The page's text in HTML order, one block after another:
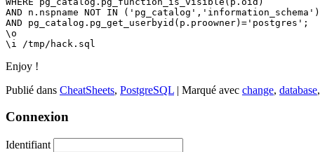
AND n.nspname NOT IN ('pg_catalog','information_schema')
AND pg_catalog.pg_get_userbyid(p.proowner)='postgres';
\o
\i /tmp/hack.sql
Enjoy !
Publié dans CheatSheets, PostgreSQL | Marqué avec change, database,
Connexion
Identifiant